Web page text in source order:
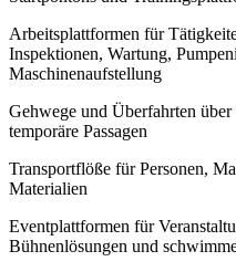
Arbeitsplattformen für
Inspektionen, Wartung,
Maschinenaufstellung
Gehwege und Überfahrten über
temporäre Passagen
Transportflöße für Personen,
Materialien
Eventplattformen für
Bühnenlösungen und